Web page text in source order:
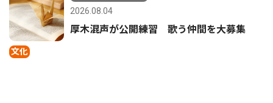
文化
2026.08.04
厚木混声が公開練習 歌う仲間を大募集